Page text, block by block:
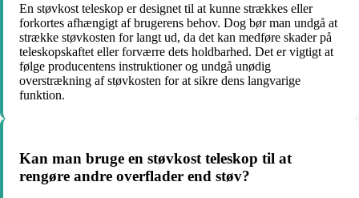
En støvkost teleskop er designet til at kunne strækkes eller
forkortes afhængigt af brugerens behov. Dog bør man undgå at
strække støvkosten for langt ud, da det kan medføre skader på
teleskopskaftet eller forværre dets holdbarhed. Det er vigtigt at
følge producentens instruktioner og undgå unødig
overstrækning af støvkosten for at sikre dens langvarige
funktion.
Kan man bruge en støvkost teleskop til at
rengøre andre overflader end støv?